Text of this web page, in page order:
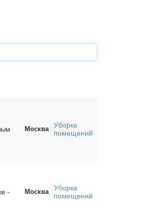
Москва
Уборка
помещений
-
Москва
Уборка
помещений